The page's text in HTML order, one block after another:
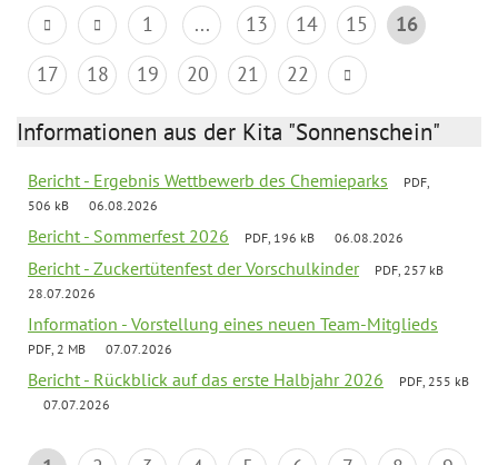
1 ... 13 14 15
16
17
18 19 20 21 22
Informationen aus der Kita "Sonnenschein"
Bericht - Ergebnis Wettbewerb des Chemieparks
PDF,
506 kB
06.08.2026
Bericht - Sommerfest 2026 PDF, 196 kB 06.08.2026
Bericht - Zuckertütenfest der Vorschulkinder
PDF, 257 kB
28.07.2026
Information - Vorstellung eines neuen Team-Mitglieds
PDF, 2 MB 07.07.2026
Bericht - Rückblick auf das erste Halbjahr 2026
PDF, 255 kB
07.07.2026